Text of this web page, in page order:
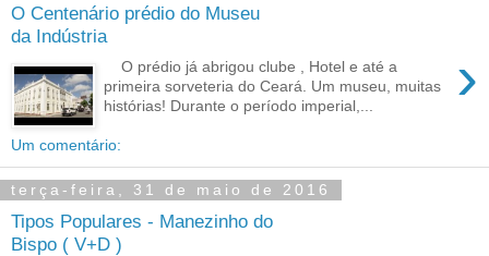
O Centenário prédio do Museu
da Indústria
›
O prédio já abrigou clube , Hotel e até a
primeira sorveteria do Ceará. Um museu, muitas
histórias! Durante o período imperial,...
Um comentário:
terça-feira, 31 de maio de 2016
Tipos Populares - Manezinho do
Bispo ( V+D )